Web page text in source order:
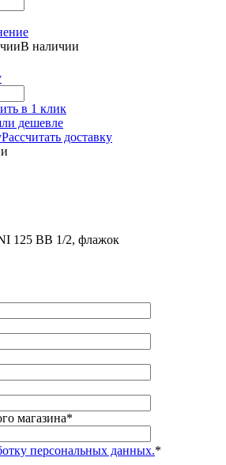
В наличии
в 1 клик
дешевле
Рассчитать доставку
125 ВВ 1/2, флажок
магазина*
персональных данных.*